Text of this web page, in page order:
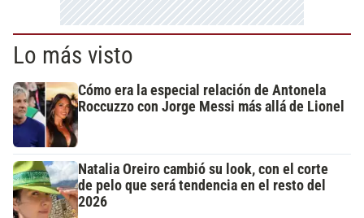
Lo más visto
Cómo era la especial relación de Antonela
Roccuzzo con Jorge Messi más allá de Lionel
Natalia Oreiro cambió su look, con el corte
de pelo que será tendencia en el resto del
2026